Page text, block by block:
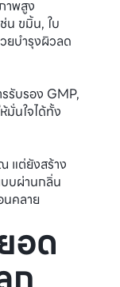
าพสูง
น ขมิ้น, ใบ
ยบำรุงผิวลด
รับรอง GMP,
นใจได้ทั้ง
แต่ยังสร้าง
บผ่านกลิ่น
นคลาย
อด